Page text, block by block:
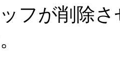
フが削除さ